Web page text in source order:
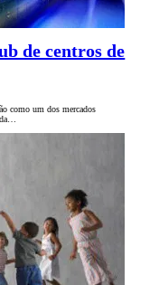
de centros de
como um dos mercados
da…